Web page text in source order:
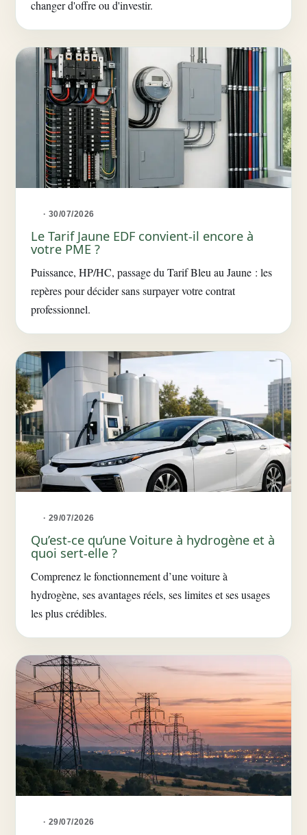
changer d'offre ou d'investir.
· 30/07/2026
Le Tarif Jaune EDF convient-il encore à
votre PME ?
Puissance, HP/HC, passage du Tarif Bleu au Jaune : les
repères pour décider sans surpayer votre contrat
professionnel.
· 29/07/2026
Qu’est-ce qu’une Voiture à hydrogène et à
quoi sert-elle ?
Comprenez le fonctionnement d’une voiture à
hydrogène, ses avantages réels, ses limites et ses usages
les plus crédibles.
· 29/07/2026